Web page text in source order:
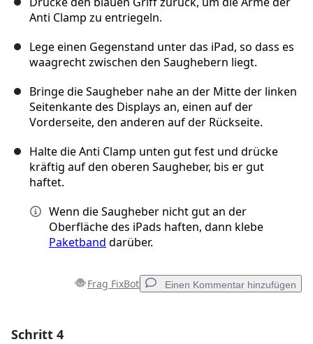
Anti Clamp zu entriegeln.
Lege einen Gegenstand unter das iPad, so dass es
waagrecht zwischen den Saughebern liegt.
Bringe die Saugheber nahe an der Mitte der linken
Seitenkante des Displays an, einen auf der
Vorderseite, den anderen auf der Rückseite.
Halte die Anti Clamp unten gut fest und drücke
kräftig auf den oberen Saugheber, bis er gut
haftet.
Wenn die Saugheber nicht gut an der
Oberfläche des iPads haften, dann klebe
Paketband darüber.
Frag FixBot Einen Kommentar hinzufügen
Schritt 4